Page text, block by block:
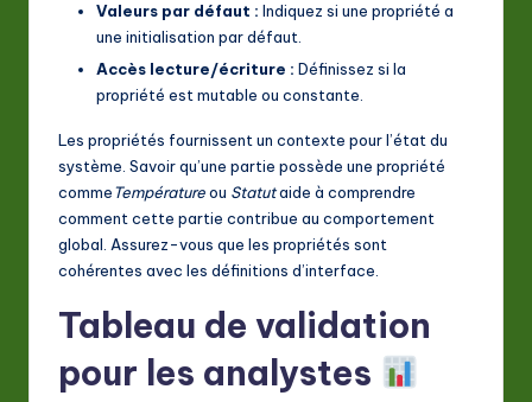
Valeurs par défaut : Indiquez si une propriété a
une initialisation par défaut.
Accès lecture/écriture : Définissez si la
propriété est mutable ou constante.
Les propriétés fournissent un contexte pour l’état du
système. Savoir qu’une partie possède une propriété
commeTempératureou Statutaide à comprendre
comment cette partie contribue au comportement
global. Assurez-vous que les propriétés sont
cohérentes avec les définitions d’interface.
Tableau de validation
pour les analystes